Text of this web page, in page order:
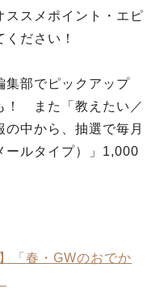
ススメポイント・エピ
ださい！
集部でピックアップ
！ また「教えたい／
中から、抽選で毎月
ールタイプ）」1,000
「春・GWのおでか